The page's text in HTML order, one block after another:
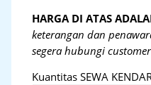
HARGA DI ATAS
keterangan dan
segera hubungi
Kuantitas SEWA